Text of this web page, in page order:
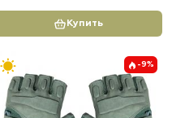
Купить
-9%